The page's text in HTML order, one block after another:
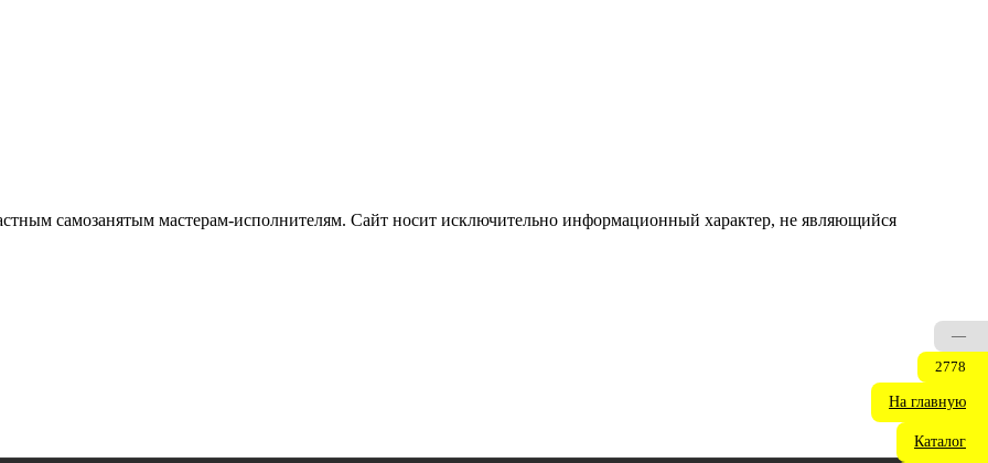
самозанятым мастерам‑исполнителям. Сайт носит исключительно информационный характер, не являющийся
—
2778
На главную
Каталог